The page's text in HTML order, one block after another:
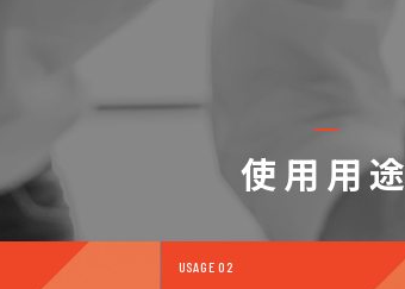
使用用途
USAGE 02